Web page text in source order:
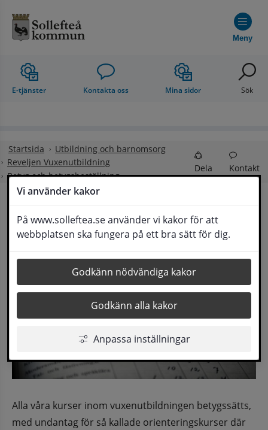
Vi använder kakor
På www.solleftea.se använder vi kakor för att
webbplatsen ska fungera på ett bra sätt för dig.
Godkänn nödvändiga kakor
Godkänn alla kakor
Anpassa inställningar
Meny
E-tjänster Kontakta oss Mina sidor Sök
Startsida
Utbildning och barnomsorg
Reveljen Vuxenutbildning
Betyg och betygsbeställning
Dela Kontakt
Betyg och
betygsbeställning
Alla våra kurser inom vuxenutbildningen betygssätts,
med undantag för så kallade orienteringskurser där